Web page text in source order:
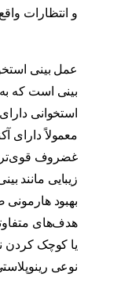
و انتظارات
عمل بینی
بینی است که
استخوانی
معمولاً دارای
غضروف
زیبایی مانند
بهبود
هدف‌های
یا کوچک کردن
نوعی